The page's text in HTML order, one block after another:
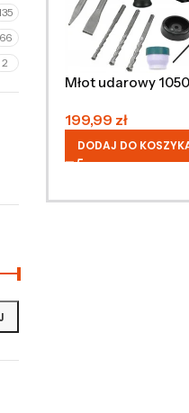
66
2
Młot udarowy
199,99 zł
DODAJ DO